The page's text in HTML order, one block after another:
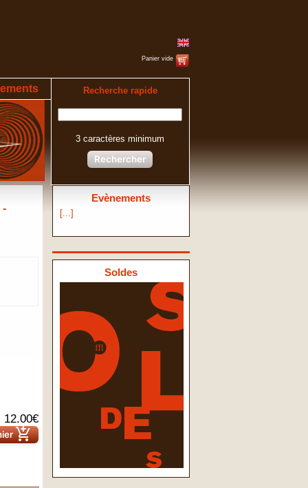
Panier vide
Recherche rapide
3 caractères minimum
Rechercher
Evènements
[...]
Soldes
-
12.00€
add_shopping_cart